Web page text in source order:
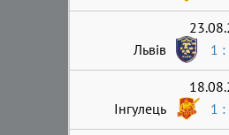
Львів
1 :
Інгулець
1 :